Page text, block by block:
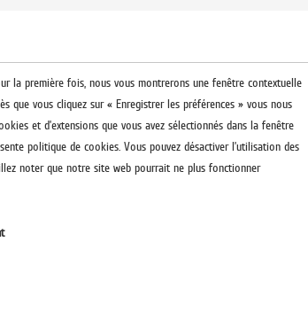
la première fois, nous vous montrerons une fenêtre contextuelle
que vous cliquez sur « Enregistrer les préférences » vous nous
et d’extensions que vous avez sélectionnés dans la fenêtre
politique de cookies. Vous pouvez désactiver l’utilisation des
noter que notre site web pourrait ne plus fonctionner